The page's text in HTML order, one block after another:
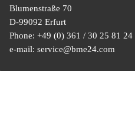
Blumenstraße 70
D-99092 Erfurt
Phone: +49 (0) 361 / 30 25 81 24
e-mail: service@bme24.com